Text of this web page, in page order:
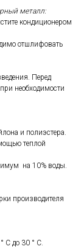
металл:
кондиционером
отшлифовать
Перед
необходимости
и полиэстера.
теплой
на 10% воды.
производителя
C до 30 ° C.